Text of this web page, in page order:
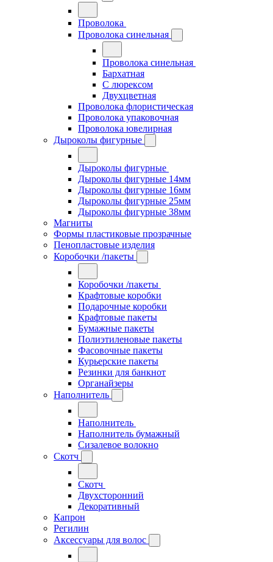
Проволока
Проволока синельная
Проволока синельная
Бархатная
С люрексом
Двухцветная
Проволока флористическая
Проволока упаковочная
Проволока ювелирная
Дыроколы фигурные
Дыроколы фигурные
Дыроколы фигурные 14мм
Дыроколы фигурные 16мм
Дыроколы фигурные 25мм
Дыроколы фигурные 38мм
Магниты
Формы пластиковые прозрачные
Пенопластовые изделия
Коробочки /пакеты
Коробочки /пакеты
Крафтовые коробки
Подарочные коробки
Крафтовые пакеты
Бумажные пакеты
Полиэтиленовые пакеты
Фасовочные пакеты
Курьерские пакеты
Резинки для банкнот
Органайзеры
Наполнитель
Наполнитель
Наполнитель бумажный
Сизалевое волокно
Скотч
Скотч
Двухсторонний
Декоративный
Капрон
Регилин
Аксессуары для волос